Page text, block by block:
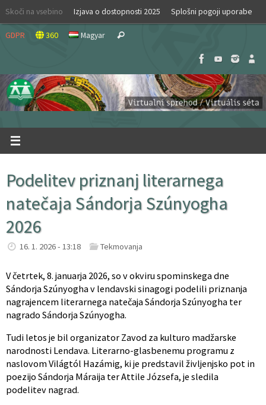
Skip
content
Skoči na vsebino Izjava o dostopnosti 2025 Splošni pogoji uporabe
GDPR 360 Magyar Search
Podelitev priznanj literarnega
natečaja Sándorja Szúnyogha
2026
16. 1. 2026 - 13:18 Tekmovanja
V četrtek, 8. januarja 2026, so v okviru spominskega dne
Sándorja Szúnyogha v lendavski sinagogi podelili priznanja
nagrajencem literarnega natečaja Sándorja Szúnyogha ter
nagrado Sándorja Szúnyogha.
Tudi letos je bil organizator Zavod za kulturo madžarske
narodnosti Lendava. Literarno-glasbenemu programu z
naslovom Világtól Hazámig, ki je predstavil življenjsko pot in
poezijo Sándorja Máraija ter Attile Józsefa, je sledila
podelitev nagrad.